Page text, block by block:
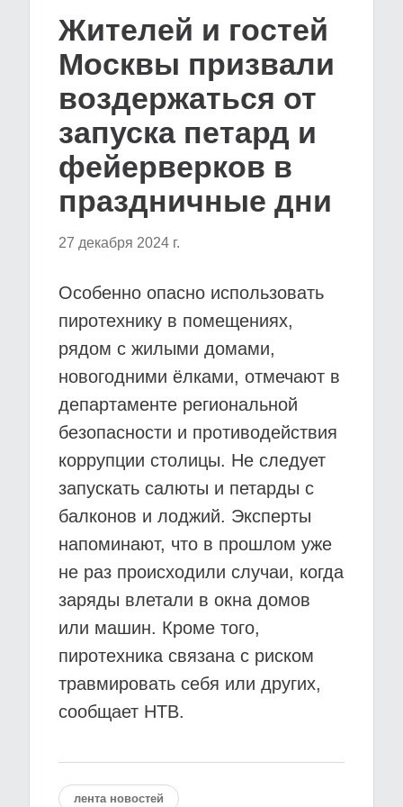
Жителей и гостей
Москвы призвали
воздержаться от
запуска петард и
фейерверков в
праздничные дни
27 декабря 2024 г.
Особенно опасно использовать
пиротехнику в помещениях,
рядом с жилыми домами,
новогодними ёлками, отмечают в
департаменте региональной
безопасности и противодействия
коррупции столицы. Не следует
запускать салюты и петарды с
балконов и лоджий. Эксперты
напоминают, что в прошлом уже
не раз происходили случаи, когда
заряды влетали в окна домов
или машин. Кроме того,
пиротехника связана с риском
травмировать себя или других,
сообщает НТВ.
лента новостей